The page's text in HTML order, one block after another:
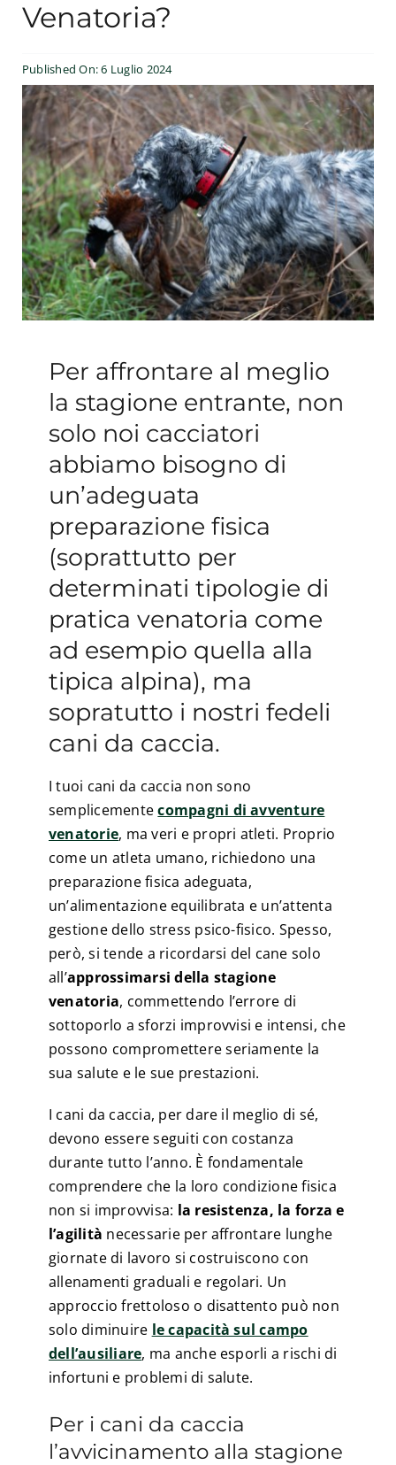
Esperienze
#We Fish
Blog
Preventivo online
Venatoria?
Published On: 6 Luglio 2024
Per affrontare al meglio
la stagione entrante, non
solo noi cacciatori
abbiamo bisogno di
un’adeguata
preparazione fisica
(soprattutto per
determinati tipologie di
pratica venatoria come
ad esempio quella alla
tipica alpina), ma
sopratutto i nostri fedeli
cani da caccia.
I tuoi cani da caccia non sono
semplicementecompagni di avventure
venatorie, ma veri e propri atleti. Proprio
come un atleta umano, richiedono una
preparazione fisica adeguata,
un’alimentazione equilibrata e un’attenta
gestione dello stress psico-fisico. Spesso,
però, si tende a ricordarsi del cane solo
all’approssimarsi della stagione
venatoria, commettendo l’errore di
sottoporlo a sforzi improvvisi e intensi, che
possono compromettere seriamente la
sua salute e le sue prestazioni.
I cani da caccia, per dare il meglio di sé,
devono essere seguiti con costanza
durante tutto l’anno. È fondamentale
comprendere che la loro condizione fisica
non si improvvisa: la resistenza, la forza e
l’agilità necessarie per affrontare lunghe
giornate di lavoro si costruiscono con
allenamenti graduali e regolari. Un
approccio frettoloso o disattento può non
solo diminuire le capacità sul campo
dell’ausiliare, ma anche esporli a rischi di
infortuni e problemi di salute.
Per i cani da caccia
l’avvicinamento alla stagione